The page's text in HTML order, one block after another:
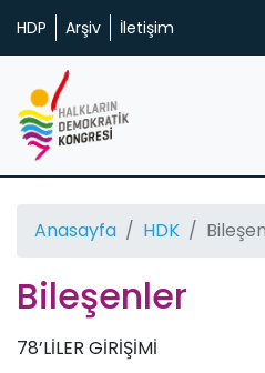
HDP Arşiv İletişim
Anasayfa HDK
Bileşenler
78’LİLER GİRİŞİMİ